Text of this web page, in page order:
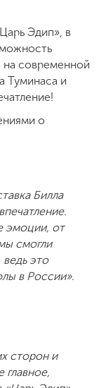
Эдип», в
на современной
Туминаса и
о
Билла
эмоции, от
смогли
это
в России».
сторон и
главное,